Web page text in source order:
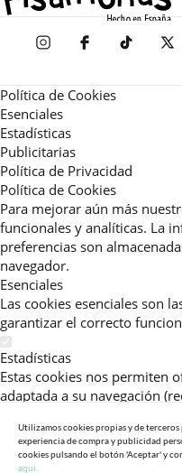
Política de Cookies
Esenciales
Estadísticas
Publicitarias
Política de Privacidad
Política de Cookies
Para mejorar aún más
funcionales y analíticas. La
preferencias son
navegador.
Esenciales
Las cookies esenciales son
garantizar el correcto
Estadísticas
Estas cookies nos permiten
adaptada a su navegación
consultadas, etc).Al activar
más su experiencia.
Utilizamos cookies propias y de
experiencia de compra y publicidad
cookies pulsando el botón 'Aceptar' y
aqui.